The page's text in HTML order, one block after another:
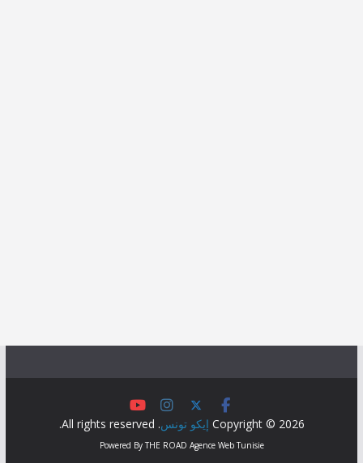
Copyright © 2026 إيكو تونس. All rights reserved.
Powered ByTHE ROAD Agence Web Tunisie